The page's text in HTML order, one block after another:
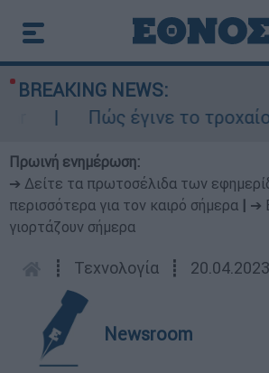
BREAKING NEWS:
Πώς έγινε το τροχαίο
Πρωινή ενημέρωση:
➔ Δείτε τα πρωτοσέλιδα των
περισσότερα για τον καιρό σήμερα
➔
γιορτάζουν σήμερα
┋ Τεχνολογία ┋
Newsroom